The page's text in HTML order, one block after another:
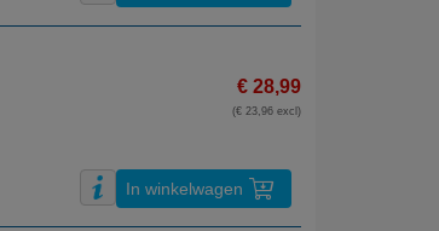
€ 28,99
(€ 23,96 excl)
In winkelwagen